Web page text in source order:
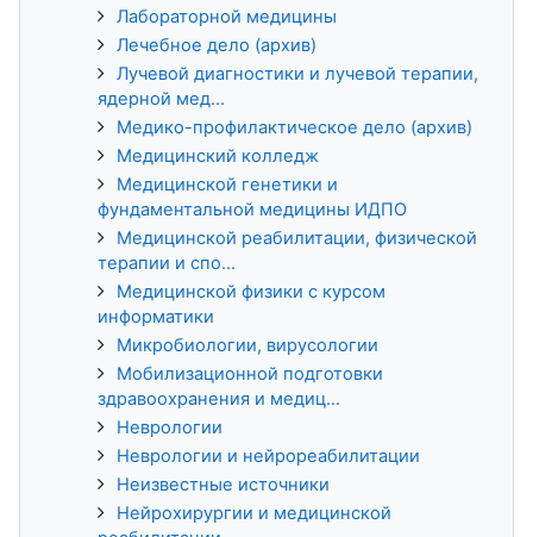
Лабораторной медицины
Лечебное дело (архив)
Лучевой диагностики и лучевой терапии,
ядерной мед...
Медико-профилактическое дело (архив)
Медицинский колледж
Медицинской генетики и
фундаментальной медицины ИДПО
Медицинской реабилитации, физической
терапии и спо...
Медицинской физики с курсом
информатики
Микробиологии, вирусологии
Мобилизационной подготовки
здравоохранения и медиц...
Неврологии
Неврологии и нейрореабилитации
Неизвестные источники
Нейрохирургии и медицинской